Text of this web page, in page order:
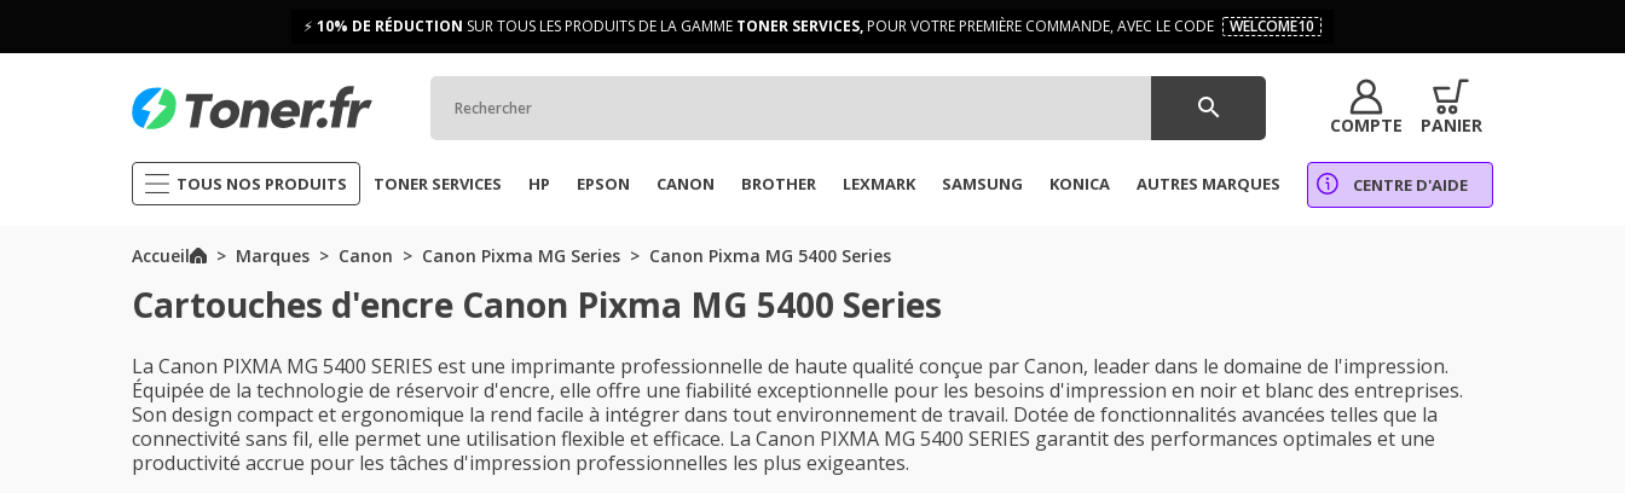
⚡ 10% DE RÉDUCTION SUR TOUS LES PRODUITS DE LA GAMME TONER SERVICES,POUR VOTRE PREMIÈRE COMMANDE, AVEC LE CODE WELCOME10
search
COMPTE PANIER
TOUS NOS PRODUITS TONER SERVICES HP EPSON CANON BROTHER LEXMARK SAMSUNG KONICA AUTRES MARQUES CENTRE D'AIDE
Accueil Marques Canon Canon Pixma MG Series Canon Pixma MG 5400 Series
Cartouches d'encre Canon Pixma MG 5400 Series
La Canon PIXMA MG 5400 SERIES est une imprimante professionnelle de haute qualité conçue par Canon, leader dans le domaine de l'impression.
Équipée de la technologie de réservoir d'encre, elle offre une fiabilité exceptionnelle pour les besoins d'impression en noir et blanc des entreprises.
Son design compact et ergonomique la rend facile à intégrer dans tout environnement de travail. Dotée de fonctionnalités avancées telles que la
connectivité sans fil, elle permet une utilisation flexible et efficace. La Canon PIXMA MG 5400 SERIES garantit des performances optimales et une
productivité accrue pour les tâches d'impression professionnelles les plus exigeantes.